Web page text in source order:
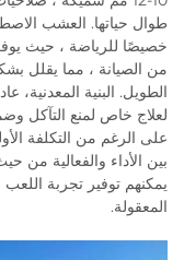
طوال حياتها. العشب
خصيصًا للرياضة ، حيث
من الصيانة ، مما يقلل
الطويل. البنية
لعلاج خاص لمنع التآكل
على الرغم من التكلفة
بين الأداء والفعالية من
يمكنهم توفير تجربة اللعب
المعقولة.